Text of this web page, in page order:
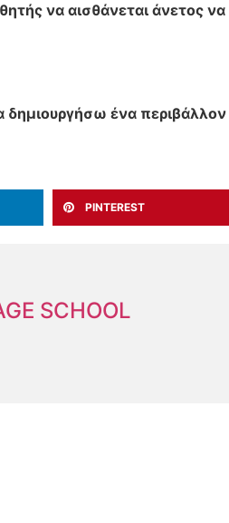
να αισθάνεται άνετος να
ένα
PINTEREST
SCHOOL